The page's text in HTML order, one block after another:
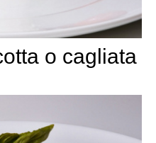
o cagliata